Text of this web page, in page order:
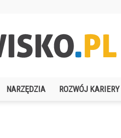
NARZĘDZIA ROZWÓJ KARIERY